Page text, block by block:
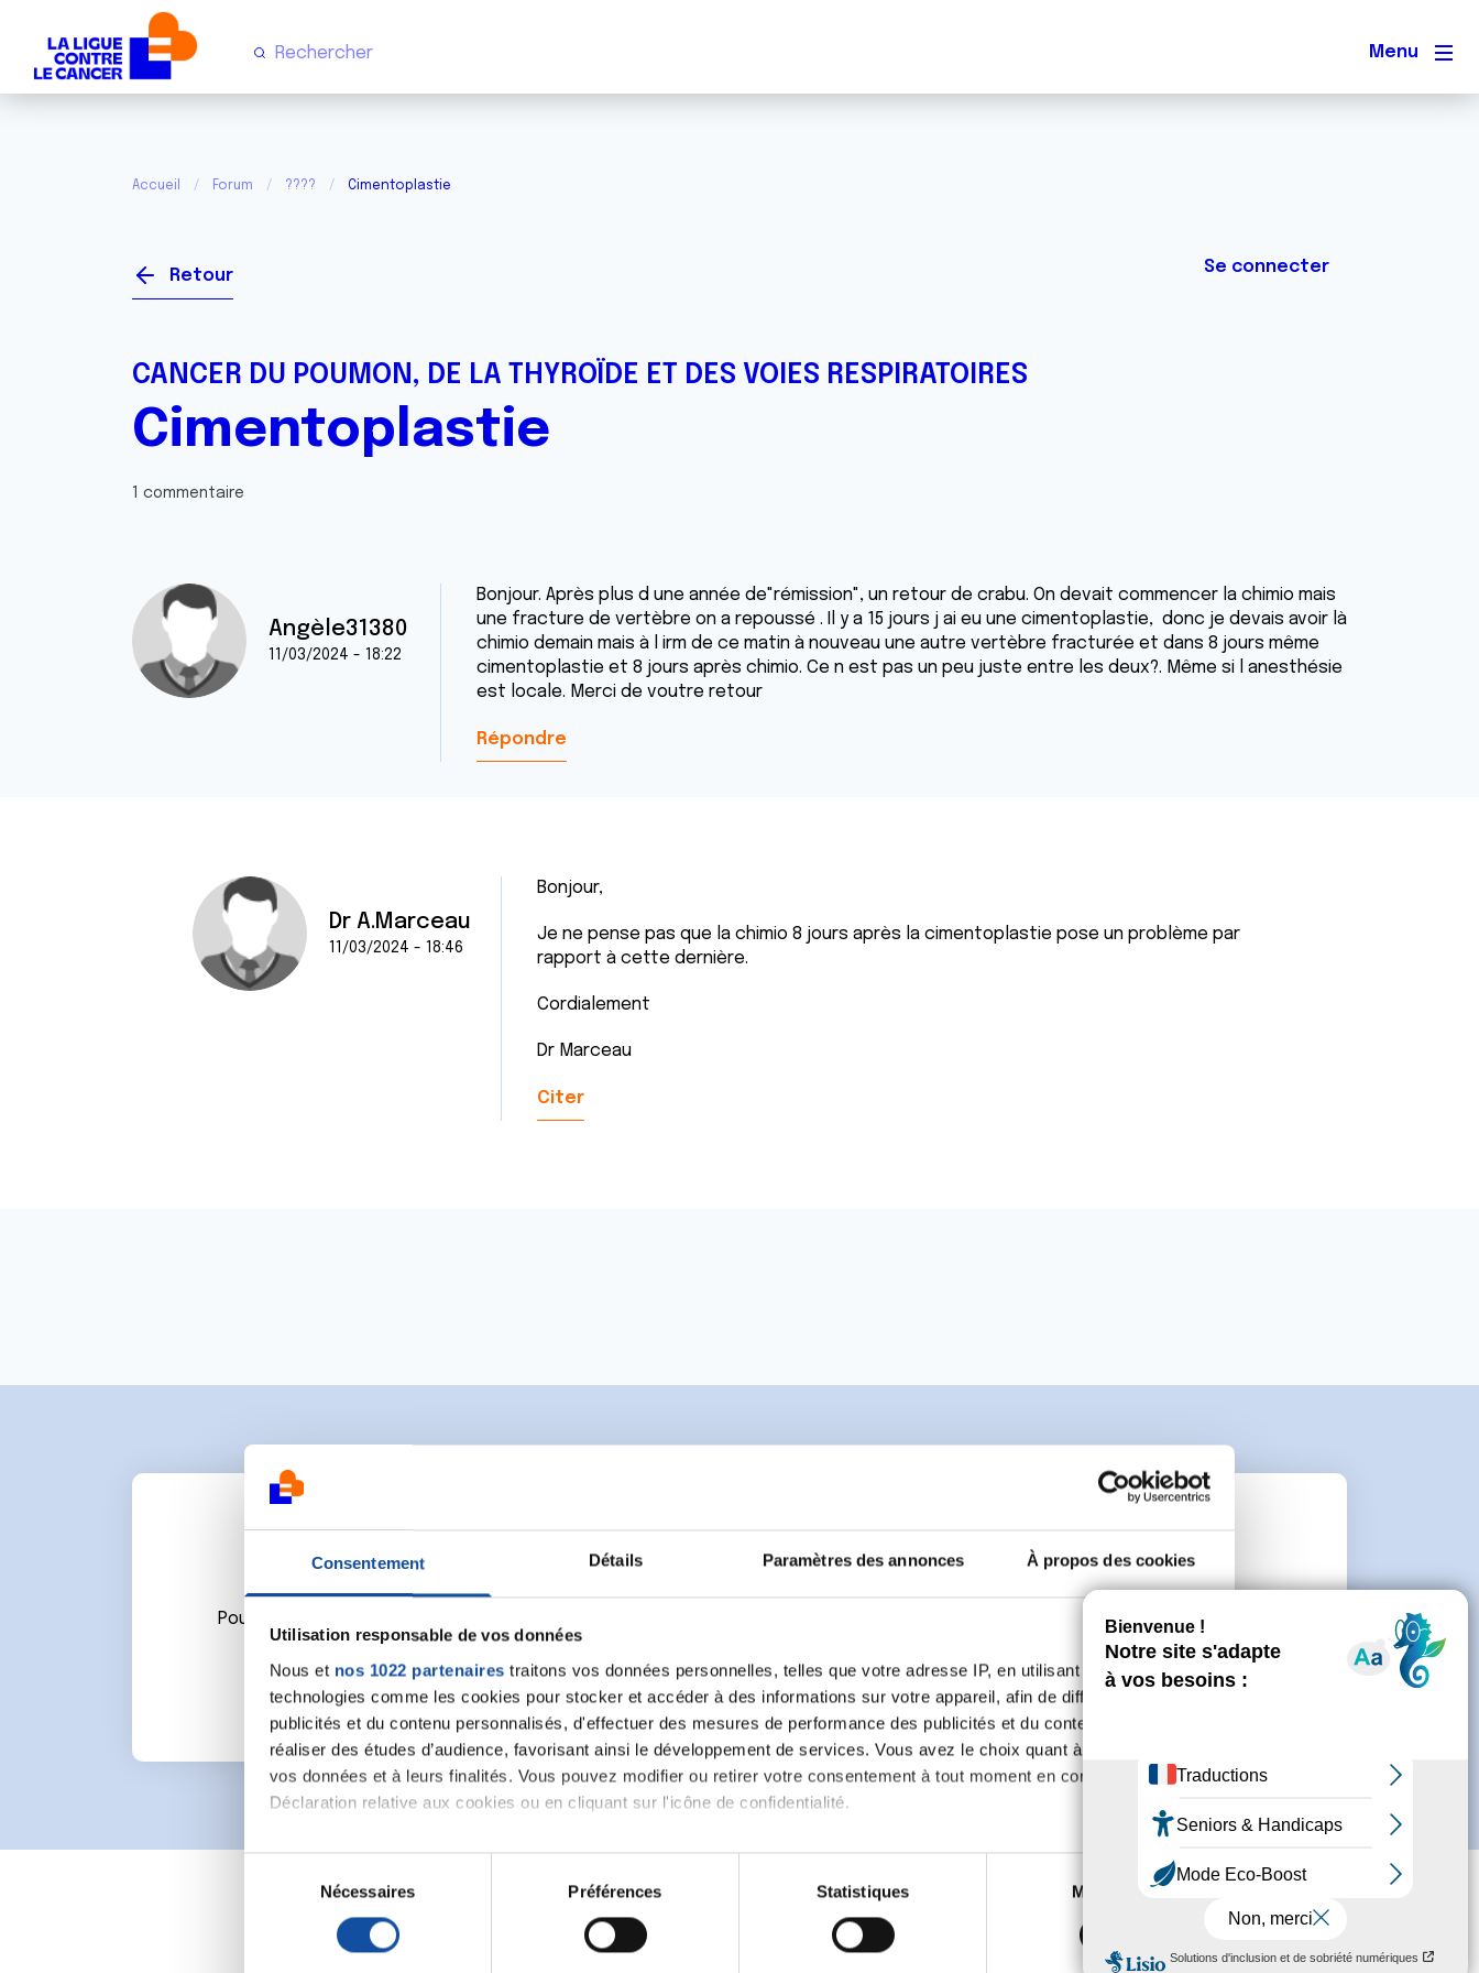
Consentement Détails Paramètres des annonces À propos des cookies
Utilisation responsable de vos données
Nous et nos 1022 partenaires traitons vos données personnelles, telles que votre adresse IP, en utilisant des
technologies comme les cookies pour stocker et accéder à des informations sur votre appareil, afin de diffuser des
publicités et du contenu personnalisés, d'effectuer des mesures de performance des publicités et du contenu, ainsi que de
réaliser des études d’audience, favorisant ainsi le développement de services. Vous avez le choix quant à l'utilisation de
vos données et à leurs finalités. Vous pouvez modifier ou retirer votre consentement à tout moment en consultant la
Déclaration relative aux cookies ou en cliquant sur l'icône de confidentialité.
Si vous le permettez, nous aimerions également :
Collecter des informations sur votre localisation géographique qui peuvent être précises à plusieurs mètres près
digitales).
Pour en savoir plus sur le traitement de vos données personnelles et définir vos préférences, reportez-vous à lasection «
Nécessaires Préférences Statistiques Marketing
Menu
Accueil Forum ???? Cimentoplastie
Retour Se connecter
CANCER DU POUMON, DE LA THYROÏDE ET DES VOIES RESPIRATOIRES
Cimentoplastie
1 commentaire
Angèle31380
11/03/2024 - 18:22
Bonjour. Après plus d une année de"rémission", un retour de crabu. On devait commencer la chimio mais
une fracture de vertèbre on a repoussé . Il y a 15 jours j ai eu une cimentoplastie, donc je devais avoir là
chimio demain mais à l irm de ce matin à nouveau une autre vertèbre fracturée et dans 8 jours même
cimentoplastie et 8 jours après chimio. Ce n est pas un peu juste entre les deux?. Même si l anesthésie
est locale. Merci de voutre retour
Répondre
Dr A.Marceau
11/03/2024 - 18:46
Bonjour,
Je ne pense pas que la chimio 8 jours après la cimentoplastie pose un problème par
rapport à cette dernière.
Cordialement
Dr Marceau
Citer
Ecrire un commentaire
Pour écrire un commentaire ou lancer une nouvelle discussion vous aurez besoin de vous connecter ou de créer un compte.
Se connecter Créer un nouveau compte